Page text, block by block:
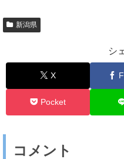
新潟県
シ
X
Pocket
コメント